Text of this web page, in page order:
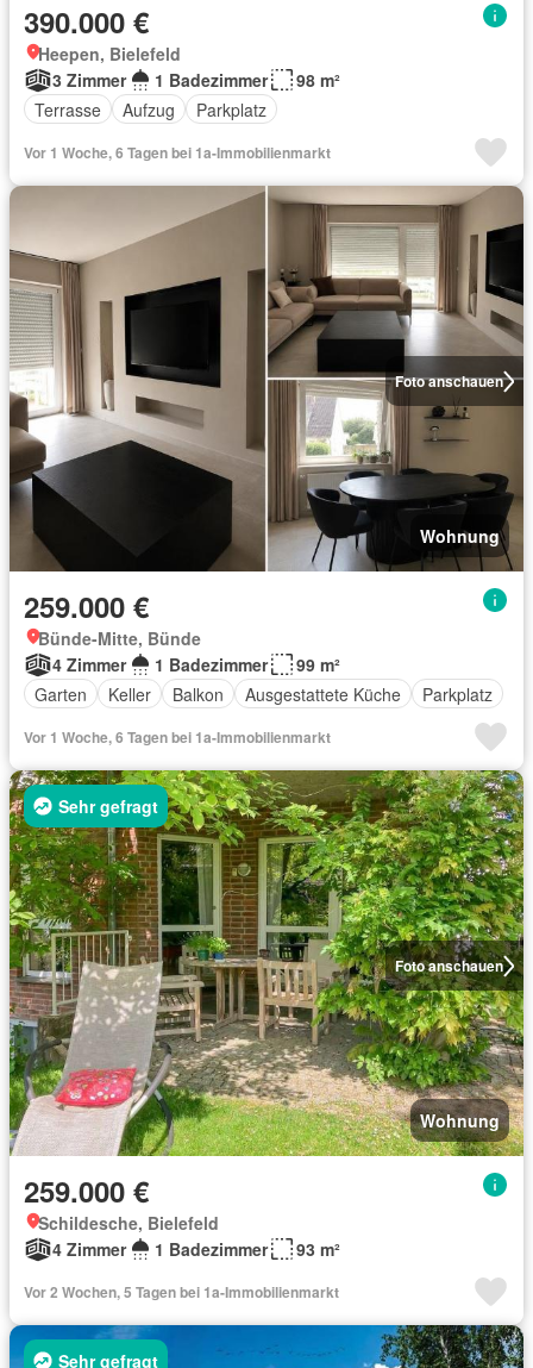
390.000 €
Heepen, Bielefeld
3 Zimmer
1 Badezimmer
98 m²
Terrasse
Aufzug Parkplatz
Vor 1 Woche, 6 Tagen bei 1a-Immobilienmarkt
Foto anschauen
Wohnung
259.000 €
Bünde-Mitte, Bünde
4 Zimmer
1 Badezimmer
99 m²
Garten
Keller Balkon Ausgestattete Küche Parkplatz
Vor 1 Woche, 6 Tagen bei 1a-Immobilienmarkt
Foto anschauen
Sehr gefragt
Wohnung
259.000 €
Schildesche, Bielefeld
4 Zimmer
1 Badezimmer 93 m²
Vor 2 Wochen, 5 Tagen bei 1a-Immobilienmarkt
Sehr gefragt